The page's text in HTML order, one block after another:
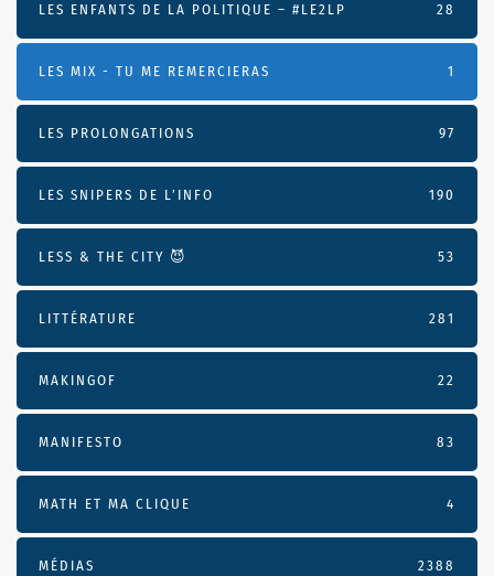
LES ENFANTS DE LA POLITIQUE – #LE2LP 28
LES MIX - TU ME REMERCIERAS 1
LES PROLONGATIONS 97
LES SNIPERS DE L’INFO 190
LESS & THE CITY 😈 53
LITTÉRATURE 281
MAKINGOF 22
MANIFESTO 83
MATH ET MA CLIQUE 4
MÉDIAS 2388